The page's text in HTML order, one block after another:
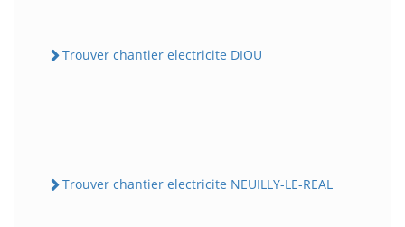
Trouver chantier electricite DIOU
Trouver chantier electricite NEUILLY-LE-REAL